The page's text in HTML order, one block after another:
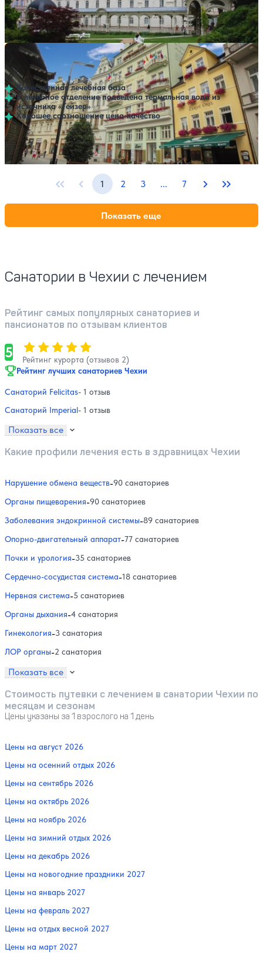
Профилей лечения:3
Санаторий Purkyne
Карловы Вары
Качественная лечебная база
В лечебное отделение подведена термальная вода из
источника «Гейзер»
Хорошее соотношение цена-качество
Профилей лечения:3
Нет цен или свободных мест на выбранные даты
Выбрать другой вариант
Первая страница
Предыдущая страница
1 2 3 ...Страницы с 4 по 6
7 Следующая
Показать еще
Санатории в Чехии с лечением
Рейтинг самых популярных санаториев и
пансионатов по отзывам клиентов
5 Оценка, количество звезд:
Рейтинг курорта (отзывов 2)
Рейтинг лучших санаториев Чехии
Санаторий Felicitas- 1 отзыв
Санаторий Imperial- 1 отзыв
Показать все
Какие профили лечения есть в здравницах Чехии
Нарушение обмена веществ-90 санаториев
Органы пищеварения-90 санаториев
Заболевания эндокринной системы-89 санаториев
Опорно-двигательный аппарат-77 санаториев
Почки и урология-35 санаториев
Сердечно-сосудистая система-18 санаториев
Нервная система-5 санаториев
Органы дыхания-4 санатория
Гинекология-3 санатория
ЛОР органы-2 санатория
Показать все
Стоимость путевки с лечением в санатории Чехии по
месяцам и сезонам
Цены указаны за 1 взрослого на 1 день
Цены на август 2026
Цены на осенний отдых 2026
Цены на сентябрь 2026
Цены на октябрь 2026
Цены на ноябрь 2026
Цены на зимний отдых 2026
Цены на декабрь 2026
Цены на новогодние праздники 2027
Цены на январь 2027
Цены на февраль 2027
Цены на отдых весной 2027
Цены на март 2027